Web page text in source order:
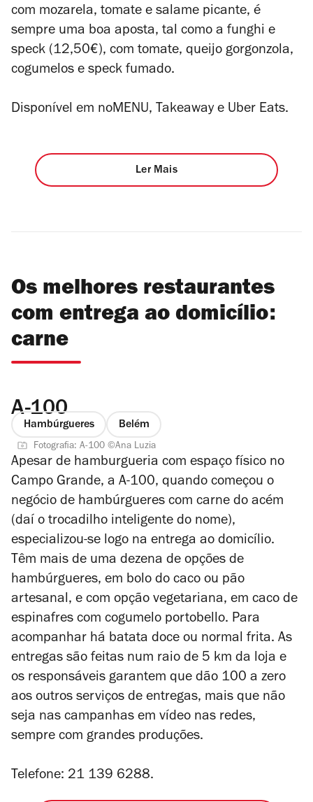
com mozarela, tomate e salame picante, é
sempre uma boa aposta, tal como a funghi e
speck (12,50€), com tomate, queijo gorgonzola,
cogumelos e speck fumado.
Disponível em noMENU, Takeaway e Uber Eats.
Ler Mais
Os melhores restaurantes
com entrega ao domicílio:
carne
A-100
Hambúrgueres Belém
Fotografia: A-100 ©Ana Luzia
Apesar de hamburgueria com espaço físico no
Campo Grande, a A-100, quando começou o
negócio de hambúrgueres com carne do acém
(daí o trocadilho inteligente do nome),
especializou-se logo na entrega ao domicílio.
Têm mais de uma dezena de opções de
hambúrgueres, em bolo do caco ou pão
artesanal, e com opção vegetariana, em caco de
espinafres com cogumelo portobello. Para
acompanhar há batata doce ou normal frita. As
entregas são feitas num raio de 5 km da loja e
os responsáveis garantem que dão 100 a zero
aos outros serviços de entregas, mais que não
seja nas campanhas em vídeo nas redes,
sempre com grandes produções.
Telefone: 21 139 6288.